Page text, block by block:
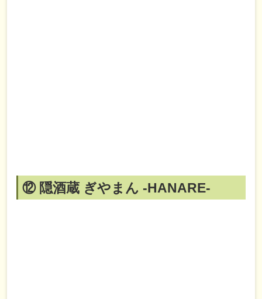
⑫ 隠酒蔵 ぎやまん -HANARE-